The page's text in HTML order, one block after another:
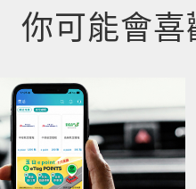
你可能會喜